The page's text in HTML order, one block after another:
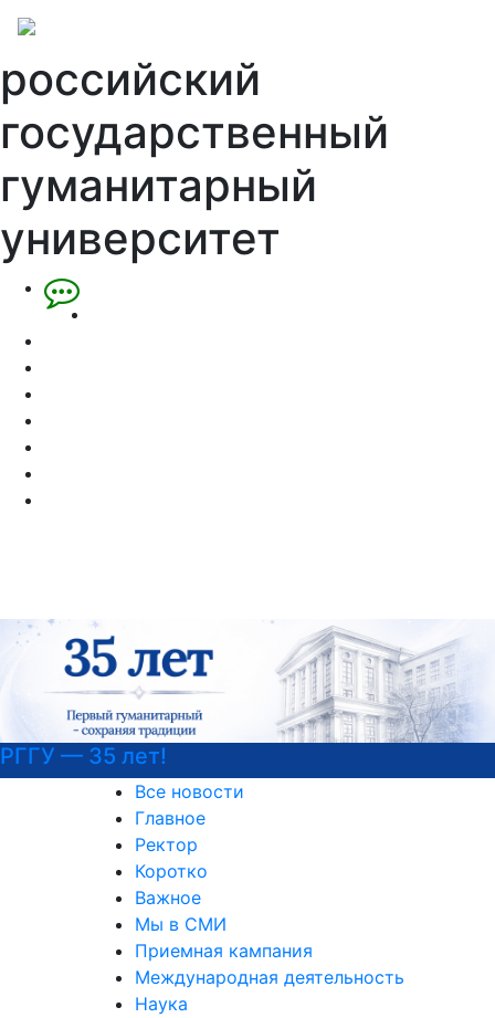
российский
государственный
гуманитарный
университет
лет!
Все новости
Главное
Ректор
Коротко
Важное
Мы в СМИ
Приемная кампания
Международная деятельность
Наука